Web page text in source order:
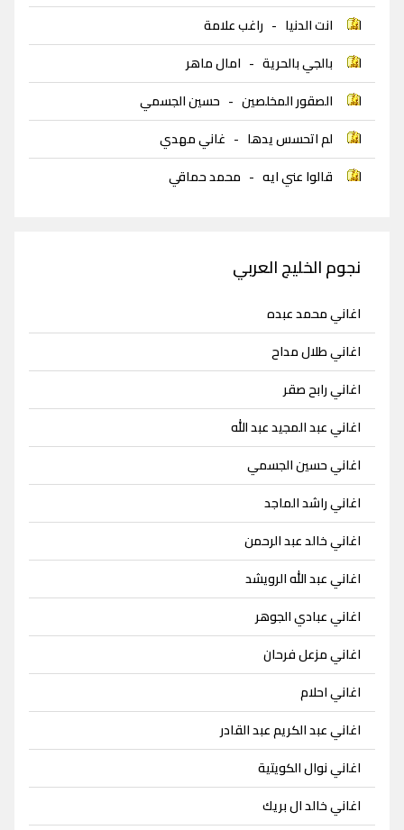
انت الدنيا - راغب علامة
بالجي بالحرية - امال ماهر
الصقور المخلصين - حسين الجسمي
لم اتحسس يدها - غاني مهدي
قالوا عني ايه - محمد حماقي
نجوم الخليج العربي
اغاني محمد عبده
اغاني طلال مداح
اغاني رابح صقر
اغاني عبد المجيد عبد الله
اغاني حسين الجسمي
اغاني راشد الماجد
اغاني خالد عبد الرحمن
اغاني عبد الله الرويشد
اغاني عبادي الجوهر
اغاني مزعل فرحان
اغاني احلام
اغاني عبد الكريم عبد القادر
اغاني نوال الكويتية
اغاني خالد ال بريك